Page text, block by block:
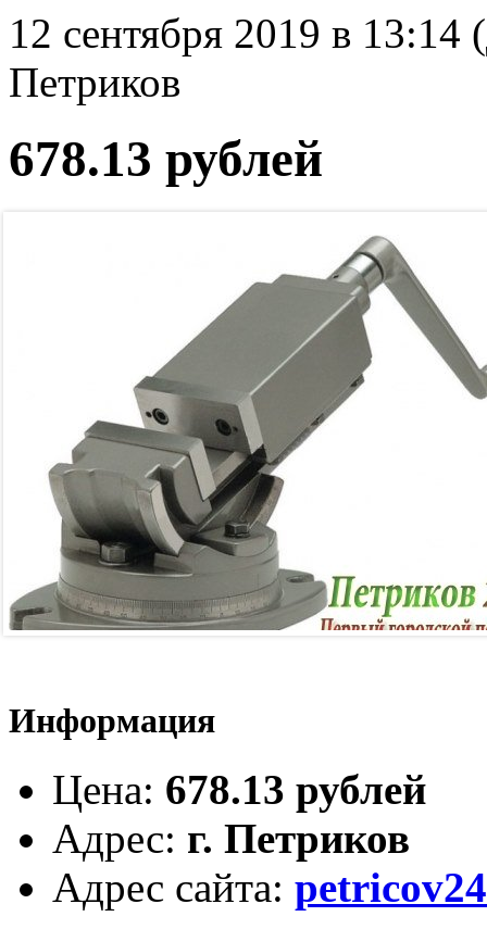
12 сентября 2019 в
Петриков
678.13 рублей
Информация
Цена: 678.13 рублей
Адрес: г. Петриков
Адрес сайта: